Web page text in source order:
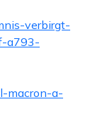
verbirgt-
a793-
macron-a-